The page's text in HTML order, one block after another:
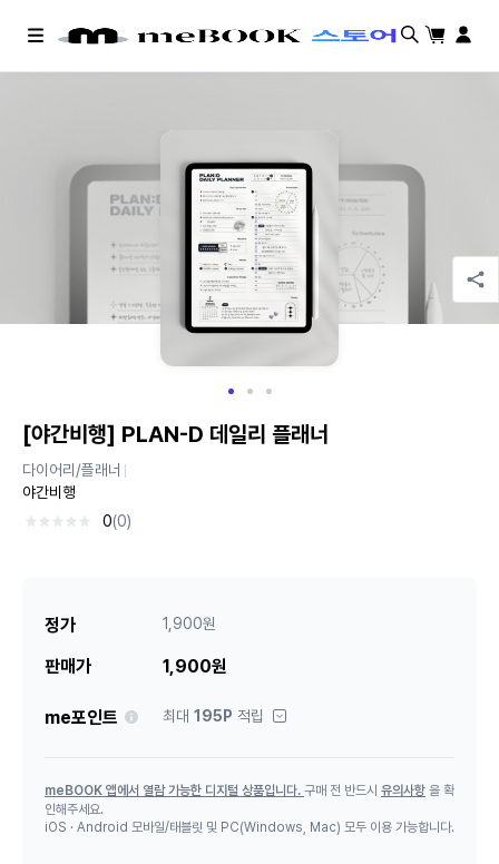
메
검색 장바구니마이페
[야간비행] PLAN-D 데일리 플래너
다이어리/플래너
야간비행
0(0)
정가 1,900원
판매가 1,900원
me포인트 안내 최대 195P 적립
meBOOK 앱에서 열람 가능한 디지털 상품입니다. 구매 전 반드시 유의사항 을 확
인해주세요.
iOS · Android 모바일/태블릿 및 PC(Windows, Mac) 모두 이용 가능합니다.